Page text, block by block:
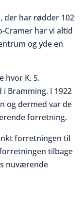
der har rødder 102
Cramer har vi altid
og yde en
hvor K. S.
Bramming. I 1922
og dermed var de
forretning.
forretningen til
tilbage
nuværende